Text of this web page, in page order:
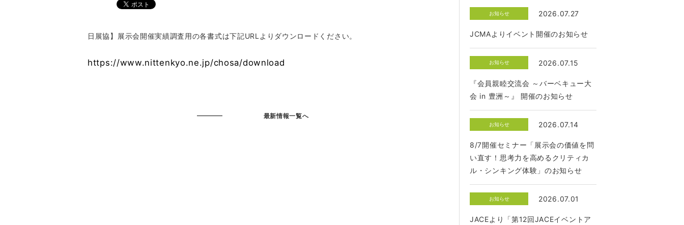
日展協】展示会開催実績調査用の各書式は下記URLよりダウンロードください。
https://www.nittenkyo.ne.jp/chosa/download
最新情報一覧へ
お知らせ 2026.07.27
JCMAよりイベント開催のお知らせ
お知らせ 2026.07.15
『会員親睦交流会 ～バーベキュー大
会 in 豊洲～』 開催のお知らせ
お知らせ 2026.07.14
8/7開催セミナー「展示会の価値を問
い直す！思考力を高めるクリティカ
ル・シンキング体験」のお知らせ
お知らせ 2026.07.01
JACEより「第12回JACEイベントア